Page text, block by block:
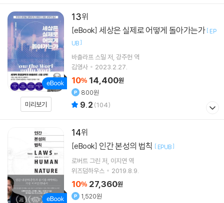
13
미리보기
[eBook] 세상은 실제로 어떻게 돌아가는가 [ EP
UB]
바츨라프 스밀 저 강주헌 역
김영사
2023.2.27.
10% 14,400원
800원
9.2 (104)
14
[eBook] 인간 본성의 법칙 [ EPUB]
로버트 그린 저 이지연 역
위즈덤하우스
2019.8.9.
10% 27,360원
1,520원